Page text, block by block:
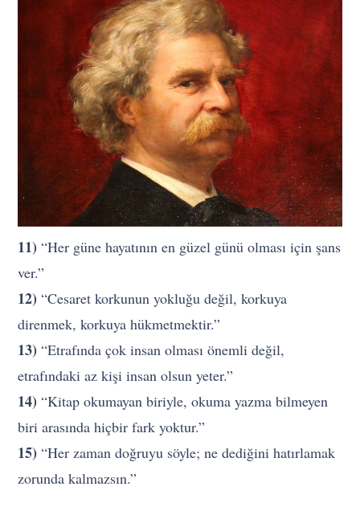
11) “Her güne hayatının en güzel günü olması için şans
ver.”
12) “Cesaret korkunun yokluğu değil, korkuya
direnmek, korkuya hükmetmektir.”
13) “Etrafında çok insan olması önemli değil,
etrafındaki az kişi insan olsun yeter.”
14)“Kitap okumayan biriyle, okuma yazma bilmeyen
biri arasında hiçbir fark yoktur.”
15) “Her zaman doğruyu söyle; ne dediğini hatırlamak
zorunda kalmazsın.”